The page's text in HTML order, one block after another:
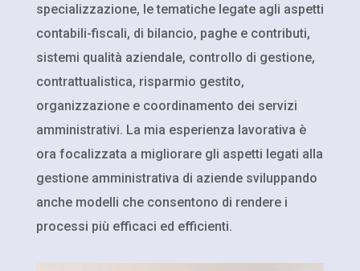
specializzazione, le tematiche legate agli aspetti
contabili-fiscali, di bilancio, paghe e contributi,
sistemi qualità aziendale, controllo di gestione,
contrattualistica, risparmio gestito,
organizzazione e coordinamento dei servizi
amministrativi. La mia esperienza lavorativa è
ora focalizzata a migliorare gli aspetti legati alla
gestione amministrativa di aziende sviluppando
anche modelli che consentono di rendere i
processi più efficaci ed efficienti.